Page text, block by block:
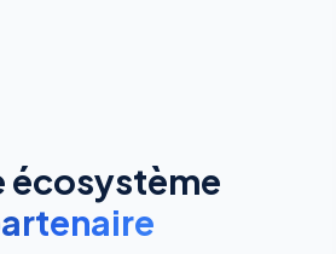
écosystème